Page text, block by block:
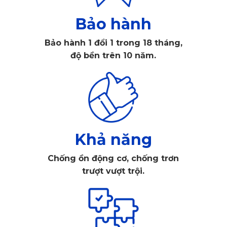
Thảm lót sàn xe Geely Coolray KATA được nghiên cứu và
sản xuất bởi KATA
Bảo hành
Bảo hành 1 đổi 1 trong 18 tháng,
độ bền trên 10 năm.
Khả năng
Chống ồn động cơ, chống trơn
trượt vượt trội.